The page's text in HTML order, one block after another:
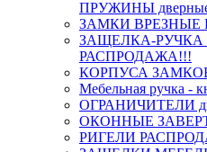
ПРУЖИНЫ
ЗАМКИ ВРЕЗНЫЕ
ЗАЩЕЛКА-РУЧКА
РАСПРОДАЖА!!!
КОРПУСА ЗАМКОВ
Мебельная ручка
ОГРАНИЧИТЕЛИ
ОКОННЫЕ
РИГЕЛИ